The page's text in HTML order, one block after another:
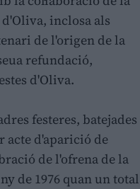
inclosa als
de l'origen de la
refundació,
d'Oliva.
festeres, batejades
acte d'aparició de
de l'ofrena de la
de 1976 quan un total